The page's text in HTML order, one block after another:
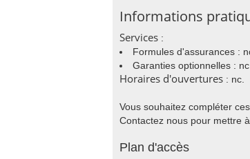
Informations
Services :
Formules d'assurances :
Garanties optionnelles : nc
Horaires d'ouvertures : nc.
Vous souhaitez compléter
Contactez nous pour mettre
Plan d'accès